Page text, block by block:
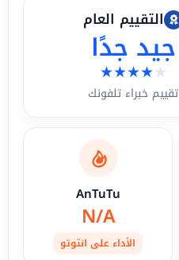
التقييم العام
جيد جدًا
★★★★★
تقييم خبراء تلفونك
AnTuTu
N/A
الأداء على انتوتو